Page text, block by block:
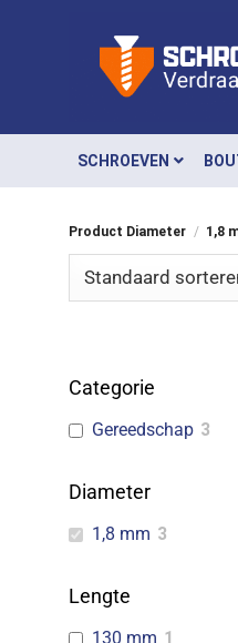
SCHROEVEN
Product Diameter / 1,8
Categorie
Gereedschap 3
Diameter
1,8 mm 3
Lengte
130 mm 1